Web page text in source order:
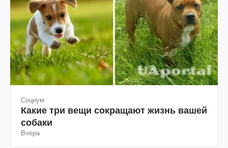
Социум
Какие три вещи сокращают жизнь вашей
собаки
Вчера